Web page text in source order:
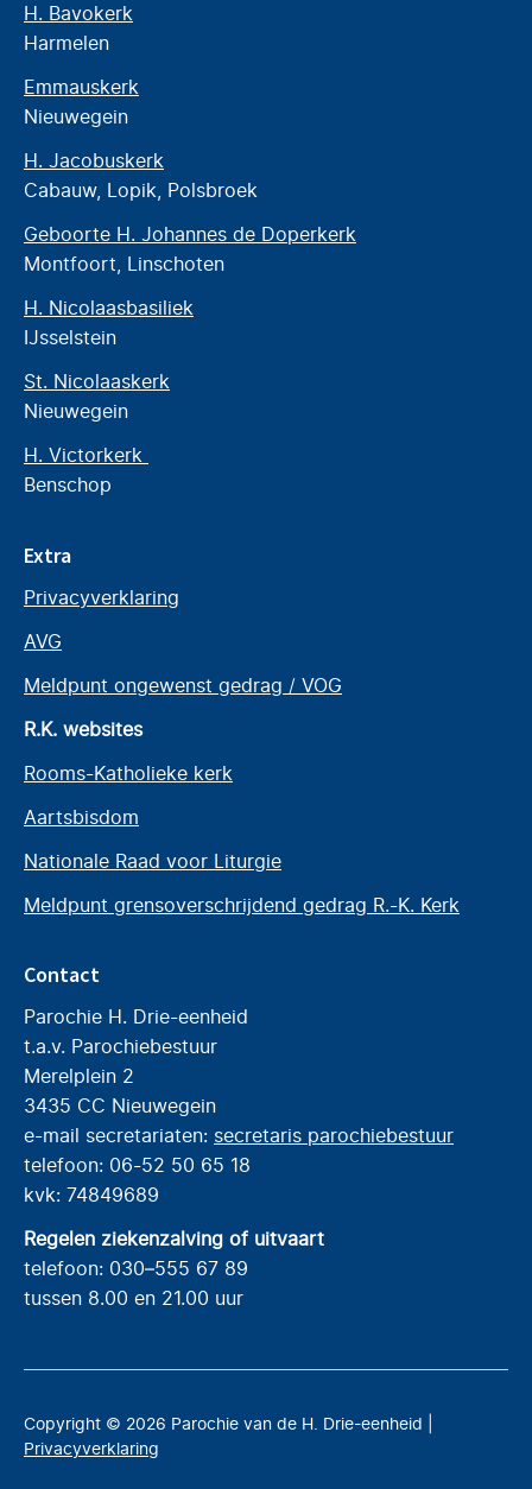
H. Bavokerk
Harmelen
Emmauskerk
Nieuwegein
H. Jacobuskerk
Cabauw, Lopik, Polsbroek
Geboorte H. Johannes de Doperkerk
Montfoort, Linschoten
H. Nicolaasbasiliek
IJsselstein
St. Nicolaaskerk
Nieuwegein
H. Victorkerk
Benschop
Extra
Privacyverklaring
AVG
Meldpunt ongewenst gedrag / VOG
R.K. websites
Rooms-Katholieke kerk
Aartsbisdom
Nationale Raad voor Liturgie
Meldpunt grensoverschrijdend gedrag R.-K. Kerk
Contact
Parochie H. Drie-eenheid
t.a.v. Parochiebestuur
Merelplein 2
3435 CC Nieuwegein
e-mail secretariaten: secretaris parochiebestuur
telefoon: 06-52 50 65 18
kvk: 74849689
Regelen ziekenzalving of uitvaart
telefoon: 030–555 67 89
tussen 8.00 en 21.00 uur
Copyright © 2026 Parochie van de H. Drie-eenheid |
Privacyverklaring